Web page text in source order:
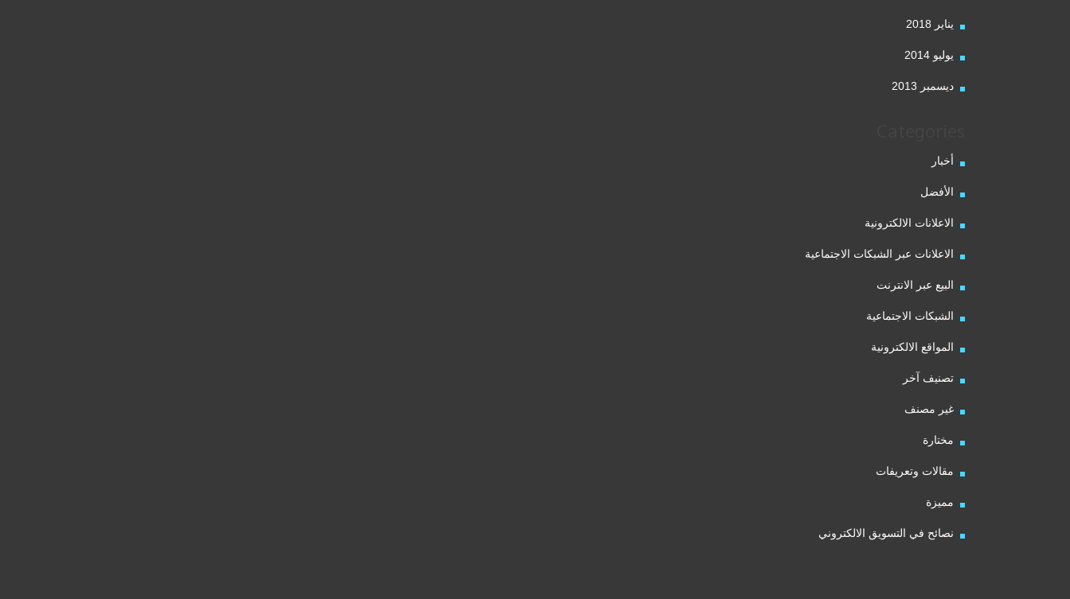
يناير 2018
يوليو 2014
ديسمبر 2013
أخبار
الأفضل
الاعلانات الالكترونية
الاعلانات عبر الشبكات الاجتماعية
البيع عبر الانترنت
الشبكات الاجتماعية
المواقع الالكترونية
تصنيف آخر
غير مصنف
مختارة
مقالات وتعريفات
مميزة
نصائح في التسويق الالكتروني